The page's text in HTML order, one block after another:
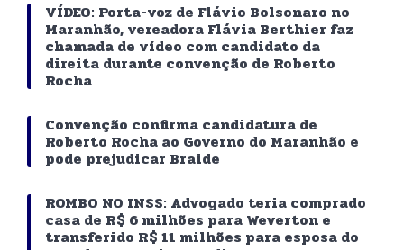
VÍDEO: Porta-voz de Flávio Bolsonaro no
Maranhão, vereadora Flávia Berthier faz
chamada de vídeo com candidato da
direita durante convenção de Roberto
Rocha
Convenção confirma candidatura de
Roberto Rocha ao Governo do Maranhão e
pode prejudicar Braide
ROMBO NO INSS: Advogado teria comprado
casa de R$ 6 milhões para Weverton e
transferido R$ 11 milhões para esposa do